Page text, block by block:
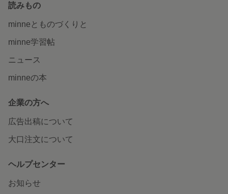
読みもの
minneとものづくりと
minne学習帖
ニュース
minneの本
企業の方へ
広告出稿について
大口注文について
ヘルプセンター
お知らせ